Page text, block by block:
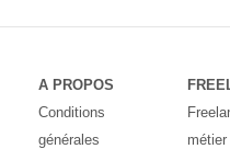
A PROPOS
Conditions
générales
métier